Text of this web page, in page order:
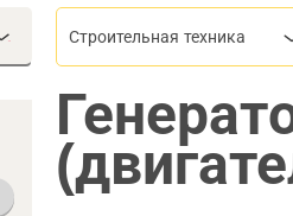
Строительная техника